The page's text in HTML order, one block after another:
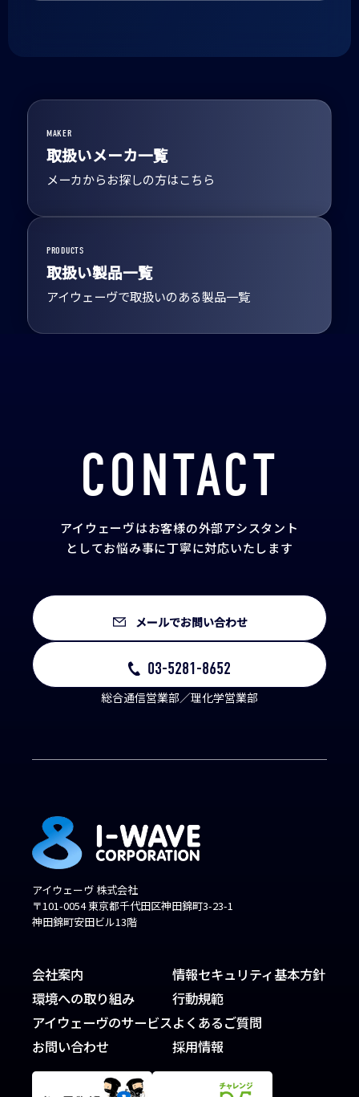
MAKER
取扱いメーカ一覧
メーカからお探しの方はこちら
PRODUCTS
取扱い製品一覧
アイウェーヴで取扱いのある製品一覧
CONTACT
アイウェーヴはお客様の外部アシスタント
としてお悩み事に丁寧に対応いたします
メールでお問い合わせ
03-5281-8652
総合通信営業部／理化学営業部
アイウェーヴ 株式会社
〒101-0054 東京都千代田区神田錦町3-23-1
神田錦町安田ビル13階
会社案内
環境への取り組み
アイウェーヴのサービス
お問い合わせ
情報セキュリティ基本方針
行動規範
よくあるご質問
採用情報